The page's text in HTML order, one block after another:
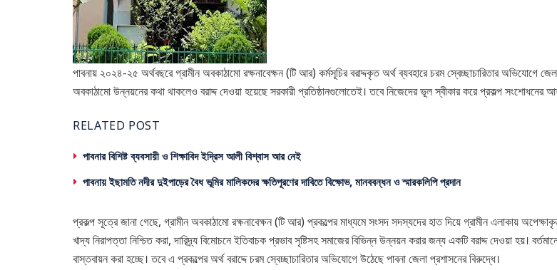
পাবনায় ২০২৪-২৫ অর্থবছরে গ্রামীন অবকাঠামো রক্ষনাবেক্ষন (টি আর) কর্মসূচির বরাদ্দকৃত অর্থ ব্যবহারে চরম স্বেচ্ছাচারিতার
অবকাঠামো উন্নয়নের কথা থাকলেও বরাদ্দ দেওয়া হয়েছে সরকারী প্রতিষ্ঠানগুলোতেই। তবে নিজেদের ভূল স্বীকার করে প্রকল্প সংশোধনের
RELATED POST
পাবনার বিশিষ্ট ব্যবসায়ী ও শিক্ষাবিদ ইদ্রিস আলী বিশ্বাস আর নেই
পাবনায় ইছামতি নদীর দুইপাড়ের বৈধ ভূমির মালিকদের ক্ষতিপূরণের দাবিতে বিক্ষোভ, মানববন্ধন ও স্মারকলিপি প্রদান
প্রকল্প সূত্রে জানা গেছে, গ্রামীন অবকাঠামো রক্ষনাবেক্ষন (টি আর) প্রকল্পের মাধ্যমে সংসদ সদস্যদের হাত দিয়ে গ্রামীন এলাকায়
খাদ্য নিরাপত্তা নিশ্চিত করা, দারিদ্র্য বিমোচনে ইতিবাচক প্রভাব সৃষ্টিসহ সমাজের বিভিন্ন উন্নয়ন করার জন্য একটি বরাদ্দ দেওয়া হয়।
বাস্তবায়ন করা হচ্ছে। তবে এ প্রকল্পের অর্থ বরাদ্দে চরম স্বেচ্ছাচারিতার অভিযোগে উঠেছে পাবনা জেলা প্রশাসনের বিরুদ্ধে।